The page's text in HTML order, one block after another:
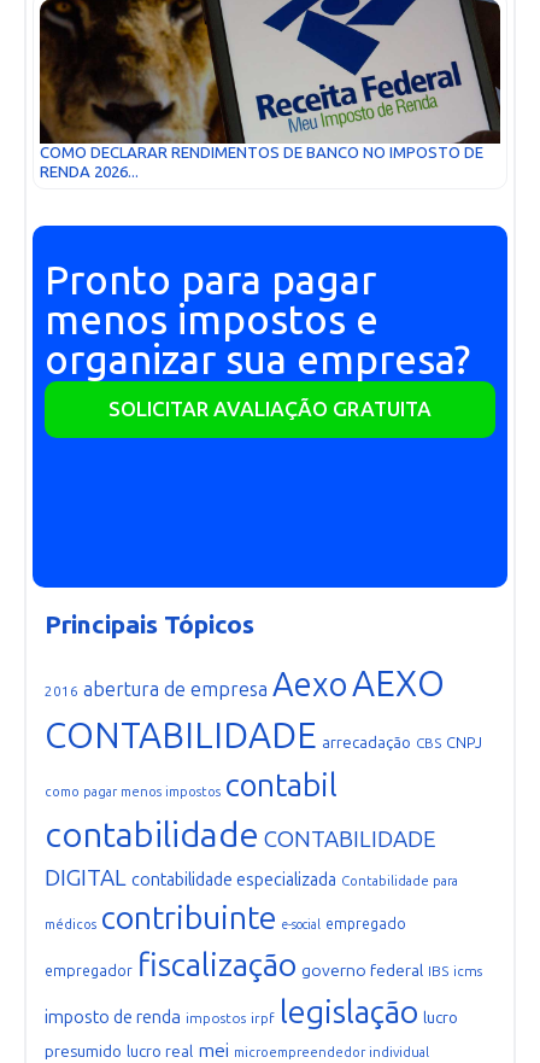
COMO DECLARAR RENDIMENTOS DE BANCO NO IMPOSTO DE
RENDA 2026...
Pronto para pagar
menos impostos e
organizar sua empresa?
SOLICITAR AVALIAÇÃO GRATUITA
Principais Tópicos
2016 abertura de empresa AexoAEXO
CONTABILIDADE arrecadação CBS CNPJ
como pagar menos impostos contabil
contabilidade CONTABILIDADE
DIGITAL contabilidade especializada Contabilidade para
médicos contribuinte e-social empregado
empregador fiscalização governo federal IBS icms
imposto de renda impostos irpf legislação lucro
presumido lucro real mei microempreendedor individual